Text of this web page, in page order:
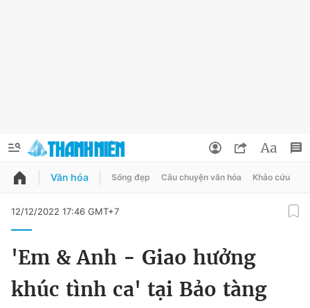
QUẢNG CÁO
Đổi mật khẩu
Tin đã lưu
Văn hóa Sống đẹp Câu chuyện văn hóa Khảo cứu
12/12/2022 17:46 GMT+7
'Em & Anh - Giao hưởng
khúc tình ca' tại Bảo tàng